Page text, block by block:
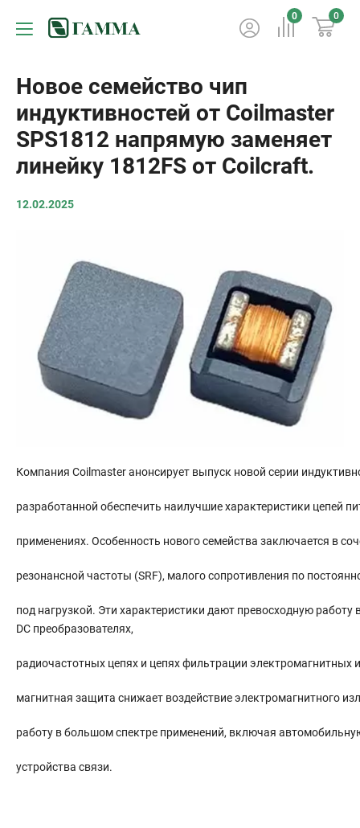
0 0
Новое семейство чип
индуктивностей от Coilmaster
SPS1812 напрямую заменяет
линейку 1812FS от Coilcraft.
12.02.2025
Компания Coilmaster анонсирует выпуск новой серии
разработанной обеспечить наилучшие характеристики цепей
применениях. Особенность нового семейства заключается в
резонансной частоты (SRF), малого сопротивления по
под нагрузкой. Эти характеристики дают превосходную работу
DC преобразователях,
радиочастотных цепях и цепях фильтрации электромагнитных
магнитная защита снижает воздействие электромагнитного
работу в большом спектре применений, включая
устройства связи.